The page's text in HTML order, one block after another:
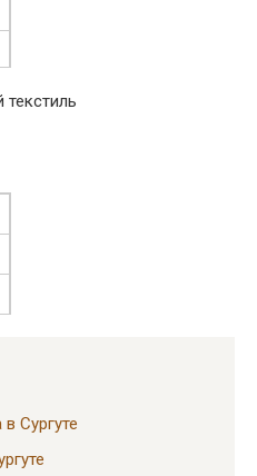
текстиль
Сургуте